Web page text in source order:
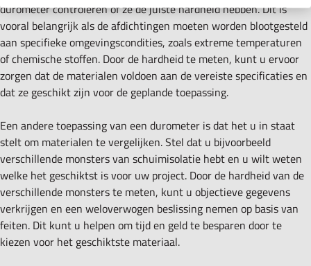
durometer controleren of ze de juiste hardheid hebben. Dit is
vooral belangrijk als de afdichtingen moeten worden blootgesteld
aan specifieke omgevingscondities, zoals extreme temperaturen
of chemische stoffen. Door de hardheid te meten, kunt u ervoor
zorgen dat de materialen voldoen aan de vereiste specificaties en
dat ze geschikt zijn voor de geplande toepassing.
Een andere toepassing van een durometer is dat het u in staat
stelt om materialen te vergelijken. Stel dat u bijvoorbeeld
verschillende monsters van schuimisolatie hebt en u wilt weten
welke het geschiktst is voor uw project. Door de hardheid van de
verschillende monsters te meten, kunt u objectieve gegevens
verkrijgen en een weloverwogen beslissing nemen op basis van
feiten. Dit kunt u helpen om tijd en geld te besparen door te
kiezen voor het geschiktste materiaal.